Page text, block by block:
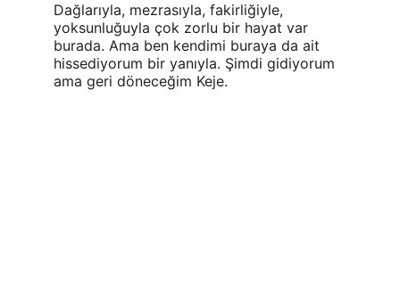
Dağlarıyla, mezrasıyla, fakirliğiyle,
yoksunluğuyla çok zorlu bir hayat var
burada. Ama ben kendimi buraya da ait
hissediyorum bir yanıyla. Şimdi gidiyorum
ama geri döneceğim Keje.